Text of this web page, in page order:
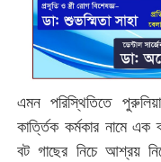
এমন পরিস্থিতিতে
কার্ত্তিক কর্মকার নামে
বট গাছের নিচে আশ্রয়